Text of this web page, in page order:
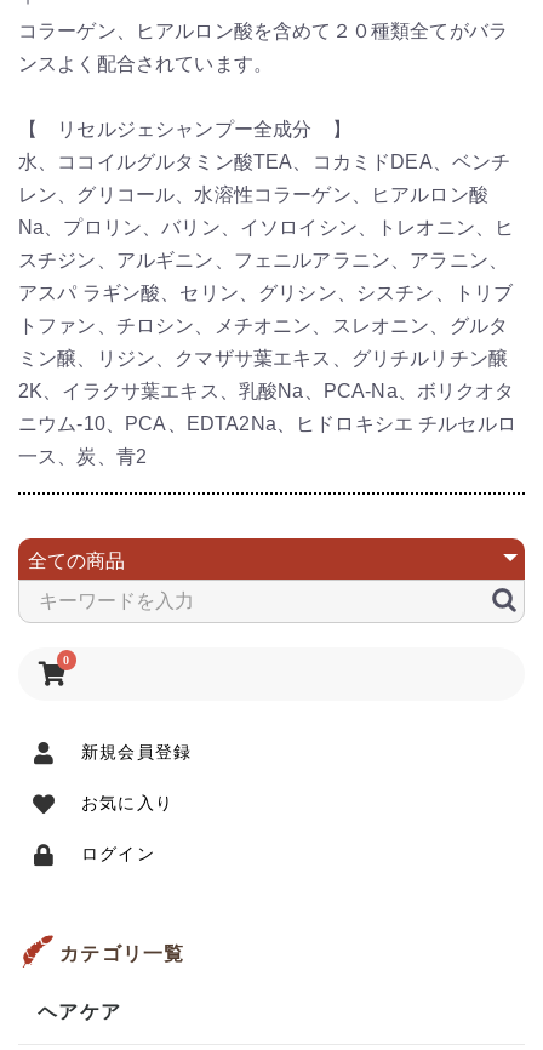
0
新規会員登録
お気に入り
ログイン
カテゴリ一覧
ヘアケア
コラーゲン、ヒアルロン酸を含めて２０種類全てがバラ
ンスよく配合されています。
【 リセルジェシャンプー全成分 】
水、ココイルグルタミン酸TEA、コカミドDEA、ベンチ
レン、グリコール、水溶性コラーゲン、ヒアルロン酸
Na、プロリン、バリン、イソロイシン、トレオニン、ヒ
スチジン、アルギニン、フェニルアラニン、アラニン、
アスパ ラギン酸、セリン、グリシン、シスチン、トリブ
トファン、チロシン、メチオニン、スレオニン、グルタ
ミン醸、リジン、クマザサ葉エキス、グリチルリチン醸
2K、イラクサ葉エキス、乳酸Na、PCA-Na、ボリクオタ
ニウム-10、PCA、EDTA2Na、ヒドロキシエ チルセルロ
一ス、炭、青2